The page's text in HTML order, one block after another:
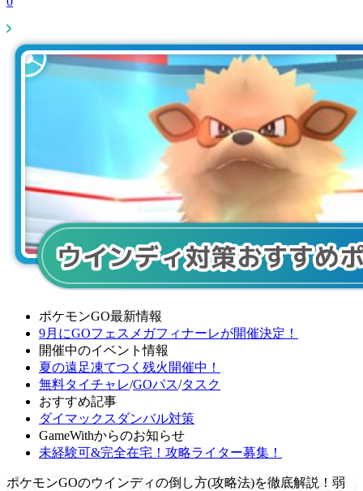
ポケモンGO最新情報
9月にGOフェスメガフィナーレが開催決定！
開催中のイベント情報
夏の遠足凍てつく残火開催中！
無料タイチャレ/GOパス/タスク
おすすめ記事
ダイマックスダンバル対策
GameWithからのお知らせ
未経験可&完全在宅！攻略ライター募集！
ポケモンGOのウインディの倒し方(攻略法)を徹底解説！弱